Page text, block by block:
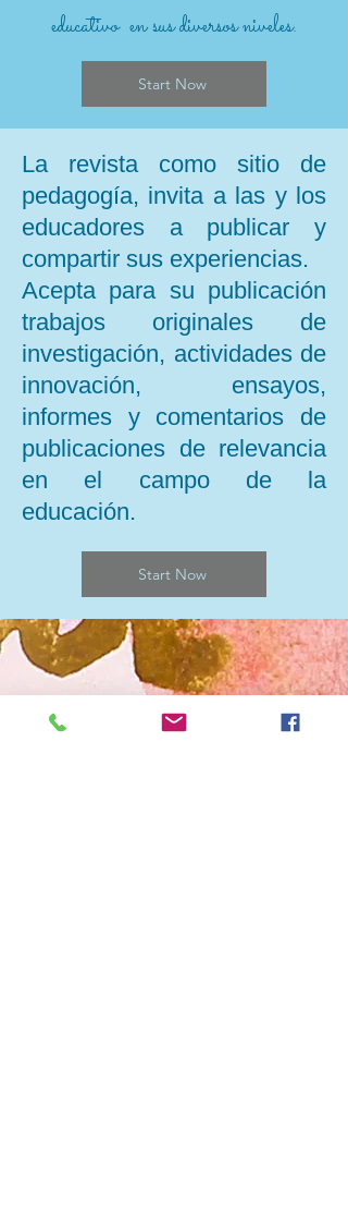
educativo en sus diversos niveles.
Start Now
La revista como sitio de
pedagogía, invita a las y los
educadores a publicar y
compartir sus experiencias.
Acepta para su publicación
trabajos originales de
investigación, actividades de
innovación, ensayos,
informes y comentarios de
publicaciones de relevancia
en el campo de la
educación.
Start Now